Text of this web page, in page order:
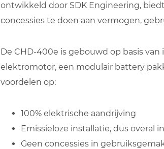
ontwikkeld door SDK Engineering,
concessies te doen aan vermogen,
De CHD-400e is gebouwd op basis
elektromotor, een modulair battery
voordelen op:
100% elektrische aandrijving
Emissieloze installatie, dus overal
Geen concessies in